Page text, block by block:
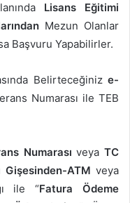
Lisans Eğitimi
Mezun Olanlar
Başvuru Yapabilirler.
Belirteceğinize-
Numarası ile TEB
Numarası veyaTC
Gişesinden-ATM veya
ile “Fatura Ödeme